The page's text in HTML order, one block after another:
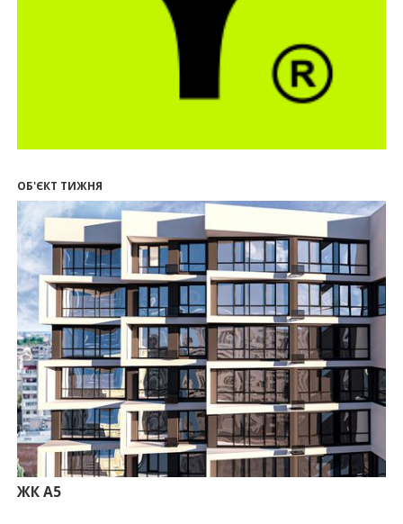
Як вибрати кольори для кухні у 2026 році
20.07.2026
У Поляниці та Франківську прокуратура стягує
понад 13 млн грн пайових внесків
17.07.2026
SKYGARDEN
11:50
Ведення фасадних робіт у 36 корпусі ЖР
“Княгинин”
09:24
Новобудови Франківська стрімко дорожчають:
скільки в середньому коштує квадратний метр
15.07.2026
12:06
На Франківщині житло за «єОселею» дешевше
на 21%
13.07.2026
10:56
У Франківську не знайшлося охочих купити
офісний комплекс збанкрутілої компанії з групи
«Приват»
09:25
Податок на нерухомість з 1 липня: як дізнатися
суму і правильно сплатити кошти
ОБ'ЄКТ ТИЖНЯ
ЖК А5